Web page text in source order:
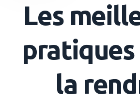
Les
la